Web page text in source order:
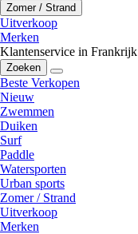
Zomer / Strand
Uitverkoop
Merken
Klantenservice in Frankrijk
Zoeken
Beste Verkopen
Nieuw
Zwemmen
Duiken
Surf
Paddle
Watersporten
Urban sports
Zomer / Strand
Uitverkoop
Merken